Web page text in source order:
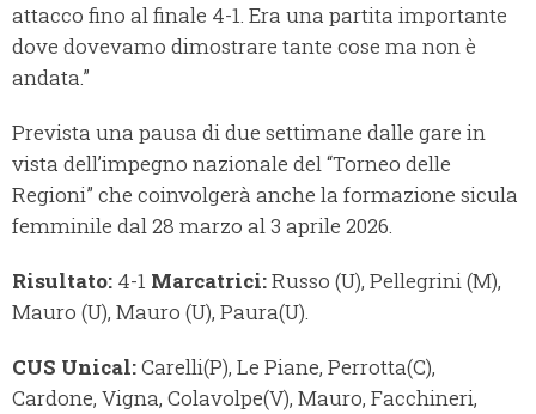
attacco fino al finale 4-1. Era una partita importante
dove dovevamo dimostrare tante cose ma non è
andata.”
Prevista una pausa di due settimane dalle gare in
vista dell’impegno nazionale del “Torneo delle
Regioni” che coinvolgerà anche la formazione sicula
femminile dal 28 marzo al 3 aprile 2026.
Risultato: 4-1 Marcatrici:Russo (U), Pellegrini (M),
Mauro (U), Mauro (U), Paura(U).
CUS Unical:Carelli(P), Le Piane, Perrotta(C),
Cardone, Vigna, Colavolpe(V), Mauro, Facchineri,